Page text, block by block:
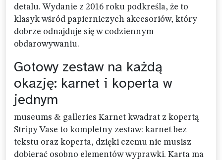
detalu. Wydanie z 2016 roku podkreśla, że to
klasyk wśród papierniczych akcesoriów, który
dobrze odnajduje się w codziennym
obdarowywaniu.
Gotowy zestaw na każdą
okazję: karnet i koperta w
jednym
museums & galleries Karnet kwadrat z kopertą
Stripy Vase to kompletny zestaw: karnet bez
tekstu oraz koperta, dzięki czemu nie musisz
dobierać osobno elementów wyprawki. Karta ma